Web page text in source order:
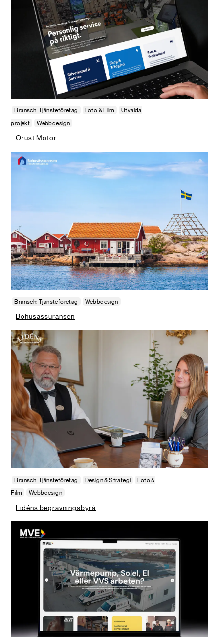
Bransch: Tjänsteföretag Foto & Film
Utvalda
projekt
Webbdesign
Orust Motor
Bransch: Tjänsteföretag Webbdesign
Bohusassuransen
Bransch: Tjänsteföretag Design & Strategi
Foto &
Film
Webbdesign
Lidéns begravningsbyrå